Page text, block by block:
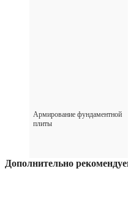
Армирование фундаментной
плиты
Дополнительно